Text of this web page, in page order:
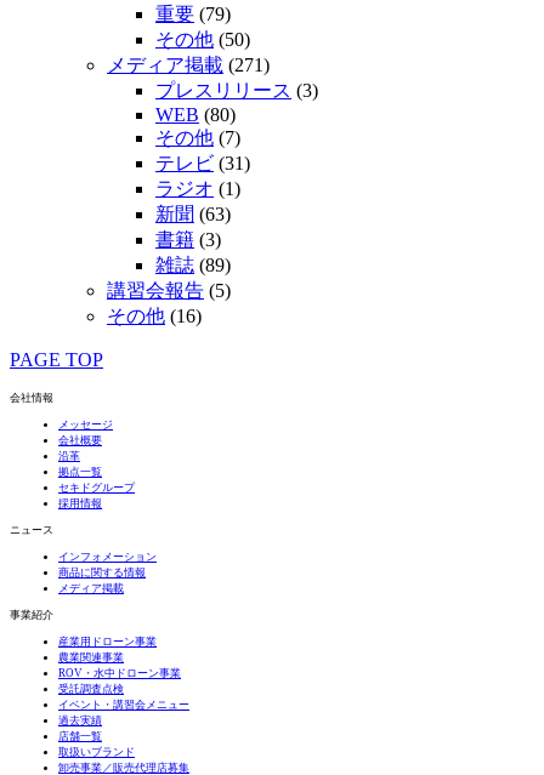
重要 (79)
その他 (50)
メディア掲載 (271)
プレスリリース (3)
WEB (80)
その他 (7)
テレビ (31)
ラジオ (1)
新聞 (63)
書籍 (3)
雑誌 (89)
講習会報告 (5)
その他 (16)
PAGE TOP
会社情報
メッセージ
会社概要
沿革
拠点一覧
セキドグループ
採用情報
ニュース
インフォメーション
商品に関する情報
メディア掲載
事業紹介
産業用ドローン事業
農業関連事業
ROV・水中ドローン事業
受託調査点検
イベント・講習会メニュー
過去実績
店舗一覧
取扱いブランド
卸売事業／販売代理店募集